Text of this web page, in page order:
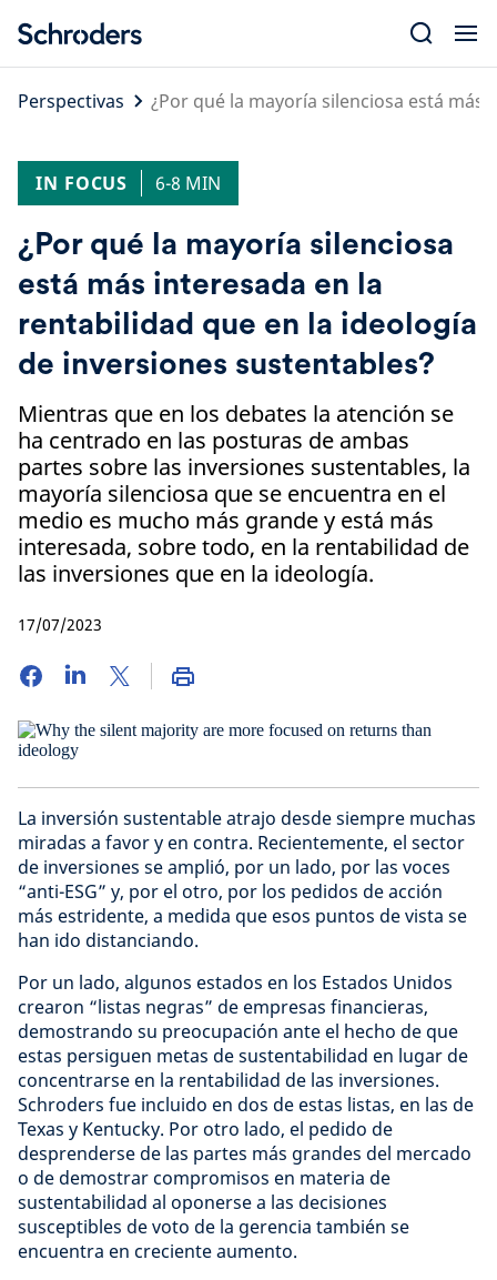
content
Perspectivas
¿Por qué la mayoría silenciosa está
IN FOCUS 6-8 MIN
¿Por qué la mayoría silenciosa
está más interesada en la
rentabilidad que en la ideología
de inversiones sustentables?
Mientras que en los debates la atención se
ha centrado en las posturas de ambas
partes sobre las inversiones sustentables, la
mayoría silenciosa que se encuentra en el
medio es mucho más grande y está más
interesada, sobre todo, en la rentabilidad de
las inversiones que en la ideología.
17/07/2023
La inversión sustentable atrajo desde siempre muchas
miradas a favor y en contra. Recientemente, el sector
de inversiones se amplió, por un lado, por las voces
“anti-ESG” y, por el otro, por los pedidos de acción
más estridente, a medida que esos puntos de vista se
han ido distanciando.
Por un lado, algunos estados en los Estados Unidos
crearon “listas negras” de empresas financieras,
demostrando su preocupación ante el hecho de que
estas persiguen metas de sustentabilidad en lugar de
concentrarse en la rentabilidad de las inversiones.
Schroders fue incluido en dos de estas listas, en las de
Texas y Kentucky. Por otro lado, el pedido de
desprenderse de las partes más grandes del mercado
o de demostrar compromisos en materia de
sustentabilidad al oponerse a las decisiones
susceptibles de voto de la gerencia también se
encuentra en creciente aumento.